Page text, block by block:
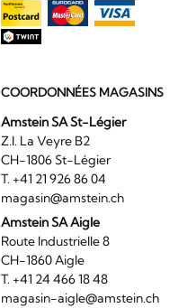
COORDONNÉES MAGASINS
Amstein SA St-Légier
Z.I. La Veyre B2
CH-1806 St-Légier
T. +41 21 926 86 04
magasin@amstein.ch
Amstein SA Aigle
Route Industrielle 8
CH-1860 Aigle
T. +41 24 466 18 48
magasin-aigle@amstein.ch